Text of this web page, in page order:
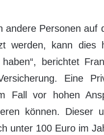
andere Personen auf
werden, kann dies
haben“, berichtet
Eine
Fall vor hohen
können. Dieser
unter 100 Euro im